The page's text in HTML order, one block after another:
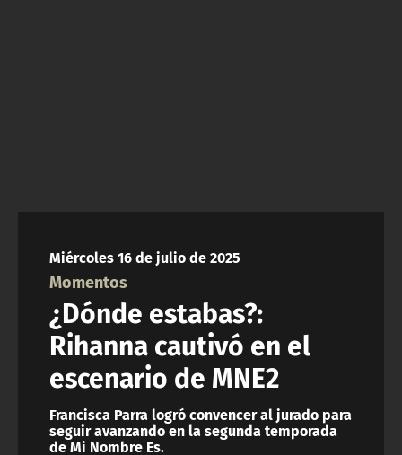
Miércoles 16 de julio de 2025
Momentos
¿Dónde estabas?:
Rihanna cautivó en el
escenario de MNE2
Francisca Parra logró convencer al jurado para
seguir avanzando en la segunda temporada
de Mi Nombre Es.